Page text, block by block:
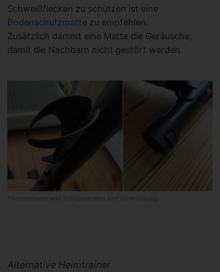
Schweißflecken zu schützen ist eine
Bodenschutzmatte zu empfehlen.
Zusätzlich dämmt eine Matte die Geräusche,
damit die Nachbarn nicht gestört werden.
Alternative Heimtrainer